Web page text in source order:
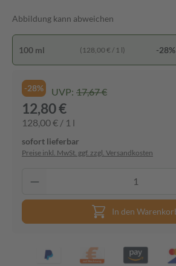
Abbildung kann abweichen
100 ml (128,00 € / 1 l) -28%
-28% UVP: 17,67 €
12,80 €
128,00 € / 1 l
sofort lieferbar
Preise inkl. MwSt. ggf. zzgl. Versandkosten
In den